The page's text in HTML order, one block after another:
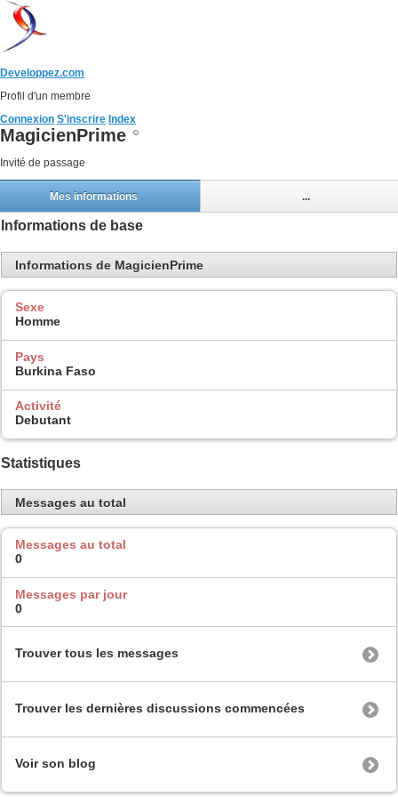
Developpez.com
Profil d'un membre
Connexion S'inscrire Index
MagicienPrime
Invité de passage
Mes informations ...
Informations de base
Informations de MagicienPrime
Sexe
Homme
Pays
Burkina Faso
Activité
Debutant
Statistiques
Messages au total
Messages au total
0
Messages par jour
0
Trouver tous les messages
Trouver les dernières discussions commencées
Voir son blog